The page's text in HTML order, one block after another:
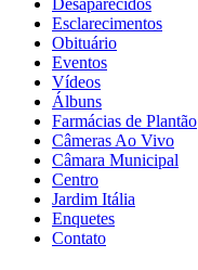
Esclarecimentos
Obituário
Eventos
Vídeos
Álbuns
Farmácias de Plantão
Câmeras Ao Vivo
Câmara Municipal
Centro
Jardim Itália
Enquetes
Contato